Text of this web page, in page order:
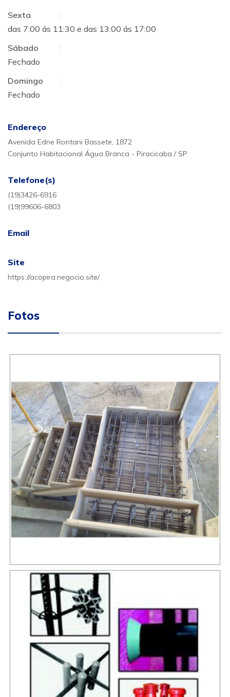
Sexta
:
das 7:00 ás 11:30 e das 13:00 ás 17:00
Sábado
:
Fechado
Domingo
:
Fechado
Endereço
Avenida Edne Rontani Bassete, 1872
Conjunto Habitacional Água Branca - Piracicaba / SP
Telefone(s)
(19)3426-6916
(19)99606-6803
Email
Site
https://acopira.negocio.site/
Fotos